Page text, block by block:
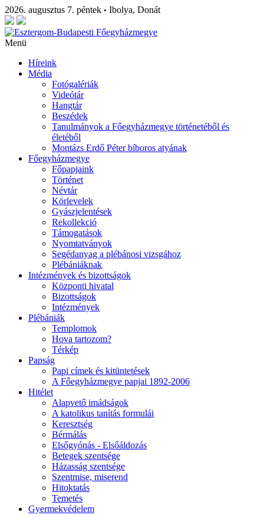
2026. augusztus 7. péntek • Ibolya, Donát
Menü
Híreink
Média
Fotógalériák
Videótár
Hangtár
Beszédek
Tanulmányok a Főegyházmegye történetéből és
életéből
Montázs Erdő Péter bíboros atyának
Főegyházmegye
Főpapjaink
Történet
Névtár
Körlevelek
Gyászjelentések
Rekollekció
Támogatások
Nyomtatványok
Segédanyag a plébánosi vizsgához
Plébániáknak
Intézmények és bizottságok
Központi hivatal
Bizottságok
Intézmények
Plébániák
Templomok
Hova tartozom?
Térkép
Papság
Papi címek és kitüntetések
A Főegyházmegye papjai 1892-2006
Hitélet
Alapvető imádságok
A katolikus tanítás formulái
Keresztség
Bérmálás
Elsőgyónás - Elsőáldozás
Betegek szentsége
Házasság szentsége
Szentmise, miserend
Hitoktatás
Temetés
Gyermekvédelem